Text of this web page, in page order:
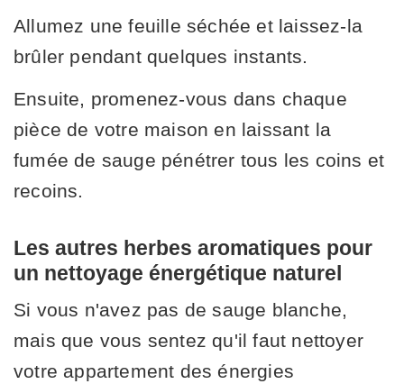
Allumez une feuille séchée et laissez-la
brûler pendant quelques instants.
Ensuite, promenez-vous dans chaque
pièce de votre maison en laissant la
fumée de sauge pénétrer tous les coins et
recoins.
Les autres herbes aromatiques pour
un nettoyage énergétique naturel
Si vous n'avez pas de sauge blanche,
mais que vous sentez qu'il faut nettoyer
votre appartement des énergies